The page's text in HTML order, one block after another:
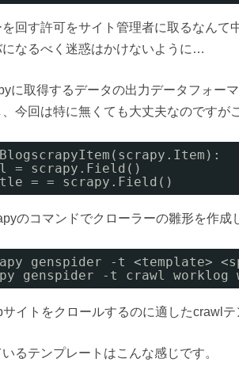
を回す許可をサイト管理者に取るなん
なるべく迷惑はかけないように…
に取得するデータの出力データフォー
今回は特に無くても大丈夫なのですが
= scrapy.Field()
= = scrapy.Field()
のコマンドでクローラーの雛形を作成
genspider -t <template>
genspider -t crawl worklog
イトをクロールするのに適したcrawl
るテンプレートはこんな感じです。